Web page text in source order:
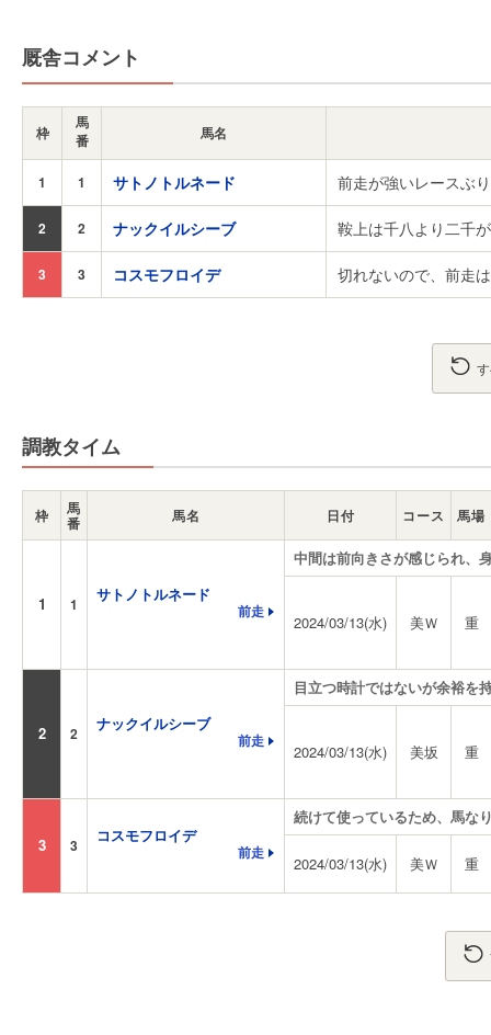
厩舎コメント
枠
馬
番
馬名
1 1 サトノトルネード 前走が強いレースぶ
2 2 ナックイルシーブ 鞍上は千八より二千
3 3 コスモフロイデ 切れないので、前走
調教タイム
枠 馬
番 馬名 日付 コース 馬場
1 1 サトノトルネード
前走
中間は前向きさが感じられ、
2024/03/13(水) 美Ｗ 重
2 2 ナックイルシーブ
前走
目立つ時計ではないが余裕を
2024/03/13(水) 美坂 重
3 3 コスモフロイデ
前走
続けて使っているため、馬な
2024/03/13(水) 美Ｗ 重